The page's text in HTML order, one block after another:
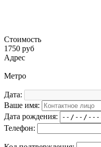
Стоимость
1750 руб
Адрес
Метро
Дата:
Ваше имя:
Дата рождения:
Телефон: